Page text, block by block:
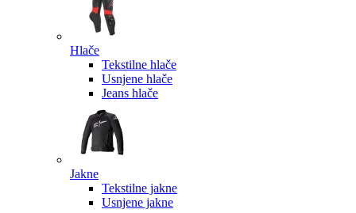
Hlače
Tekstilne hlače
Usnjene hlače
Jeans hlače
Jakne
Tekstilne jakne
Usnjene jakne